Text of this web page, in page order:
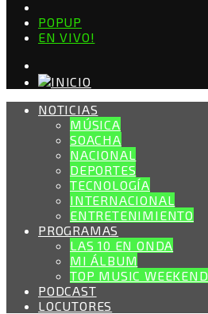
POPUP
EN VIVO!
NOTICIAS
MÚSICA
SOACHA
NACIONAL
DEPORTES
TECNOLOGÍA
INTERNACIONAL
ENTRETENIMIENTO
PROGRAMAS
LAS 10 EN ONDA
MI ÁLBUM
TOP MUSIC WEEKEND
PODCAST
LOCUTORES